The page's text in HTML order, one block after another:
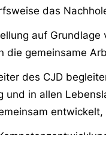
das
auf Grundlage
die gemeinsame
des CJD
und in allen